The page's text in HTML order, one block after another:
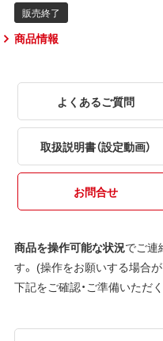
商品情報
よくあるご質問
取扱説明書（設定動画）
お問合せ
商品を操作可能な状況でご連
す。 (操作をお願いする場合
下記をご確認・ご準備いただ